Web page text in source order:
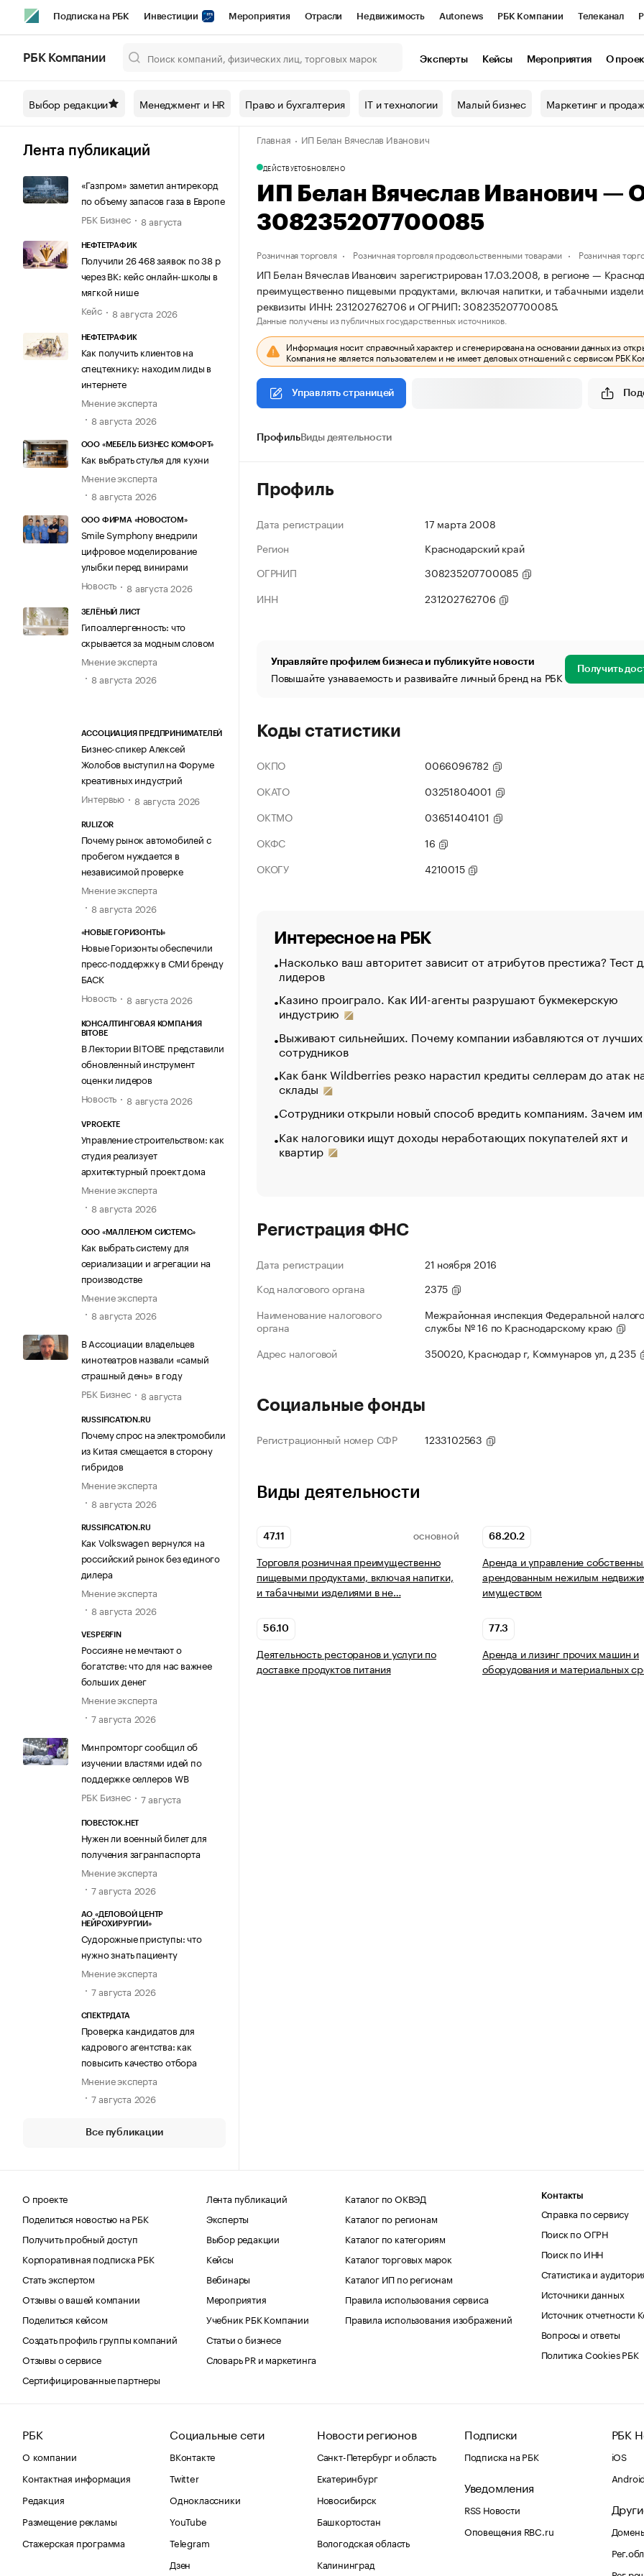
Подписка на РБК Инвестиции Мероприятия Отрасли Недвижимость Autonews РБК Компании Телеканал
Спецпроекты СПб Конференции СПб Спецпроекты Проверка контрагентов
Технологии и медиа Рынок наличной валюты
РБК Компании Эксперты Кейсы Мероприятия О
Выбор редакции Менеджмент и HR Право и бухгалтерия IT и технологии Малый бизнес Маркетинг и
Лента публикаций
«Газпром» заметил антирекорд
по объему запасов газа в Европе
РБК Бизнес
8 августа
НЕФТЕТРАФИК
Получили 26 468 заявок по 38 р
через ВК: кейс онлайн-школы в
мягкой нише
Кейс
8 августа 2026
НЕФТЕТРАФИК
Как получить клиентов на
спецтехнику: находим лиды в
интернете
Мнение эксперта
8 августа 2026
ООО «МЕБЕЛЬ БИЗНЕС КОМФОРТ»
Как выбрать стулья для кухни
Мнение эксперта
8 августа 2026
ООО ФИРМА «НОВОСТОМ»
Smile Symphony внедрили
цифровое моделирование
улыбки перед винирами
Новость
8 августа 2026
ЗЕЛЁНЫЙ ЛИСТ
Гипоаллергенность: что
скрывается за модным словом
Мнение эксперта
8 августа 2026
АССОЦИАЦИЯ ПРЕДПРИНИМАТЕЛЕЙ
Бизнес-спикер Алексей
Жолобов выступил на Форуме
креативных индустрий
Интервью
8 августа 2026
RULIZOR
Почему рынок автомобилей с
пробегом нуждается в
независимой проверке
Мнение эксперта
8 августа 2026
«НОВЫЕ ГОРИЗОНТЫ»
Новые Горизонты обеспечили
пресс-поддержку в СМИ бренду
БАСК
Новость
8 августа 2026
КОНСАЛТИНГОВАЯ КОМПАНИЯ
BITOBE
В Лектории BITOBE представили
обновленный инструмент
оценки лидеров
Новость
8 августа 2026
VPROEKTE
Управление строительством: как
студия реализует
архитектурный проект дома
Мнение эксперта
8 августа 2026
ООО «МАЛЛЕНОМ СИСТЕМС»
Как выбрать систему для
сериализации и агрегации на
производстве
Мнение эксперта
8 августа 2026
В Ассоциации владельцев
кинотеатров назвали «самый
страшный день» в году
РБК Бизнес
8 августа
RUSSIFICATION.RU
Почему спрос на электромобили
из Китая смещается в сторону
гибридов
Мнение эксперта
8 августа 2026
RUSSIFICATION.RU
Как Volkswagen вернулся на
российский рынок без единого
дилера
Мнение эксперта
8 августа 2026
VESPERFIN
Россияне не мечтают о
богатстве: что для нас важнее
больших денег
Мнение эксперта
7 августа 2026
Минпромторг сообщил об
изучении властями идей по
поддержке селлеров WB
РБК Бизнес
7 августа
ПОВЕСТОК.НЕТ
Нужен ли военный билет для
получения загранпаспорта
Мнение эксперта
7 августа 2026
АО «ДЕЛОВОЙ ЦЕНТР
НЕЙРОХИРУРГИИ»
Судорожные приступы: что
нужно знать пациенту
Мнение эксперта
7 августа 2026
СПЕКТРДАТА
Проверка кандидатов для
кадрового агентства: как
повысить качество отбора
Мнение эксперта
7 августа 2026
Все публикации
Главная ИП Белан Вячеслав Иванович
ДЕЙСТВУЕТОБНОВЛЕНО
ИП Белан Вячеслав Иванович —
308235207700085
Розничная торговля Розничная торговля продовольственными товарами Розничная
ИП Белан Вячеслав Иванович зарегистрирован 17.03.2008, в регионе —
преимущественно пищевыми продуктами, включая напитки, и табачными
реквизиты ИНН: 231202762706 и ОГРНИП: 308235207700085.
Данные получены из публичных государственных источников.
Информация носит справочный характер и сгенерирована на основании данных из
Компания не является пользователем и не имеет деловых отношений с сервисом РБК
Управлять страницей
ПрофильВиды деятельности
Профиль
Дата регистрации
17 марта 2008
Регион
Краснодарский край
ОГРНИП
308235207700085
ИНН
231202762706
Управляйте профилем бизнеса и публикуйте новости
Повышайте узнаваемость и развивайте личный бренд на РБК Получить
Коды статистики
ОКПО
0066096782
ОКАТО
03251804001
ОКТМО
03651404101
ОКФС
16
ОКОГУ
4210015
Интересное на РБК
Насколько ваш авторитет зависит от атрибутов престижа? Тест
лидеров
Казино проиграло. Как ИИ-агенты разрушают букмекерскую
индустрию
Выживают сильнейших. Почему компании избавляются от лучших
сотрудников
Как банк Wildberries резко нарастил кредиты селлерам до атак
склады
Сотрудники открыли новый способ вредить компаниям. Зачем
Как налоговики ищут доходы неработающих покупателей яхт и
квартир
Регистрация ФНС
Дата регистрации
21 ноября 2016
Код налогового органа
2375
Наименование налогового
органа
Межрайонная инспекция Федеральной
службы № 16 по Краснодарскому краю
Адрес налоговой
350020, Краснодар г, Коммунаров ул, д 235
Социальные фонды
Регистрационный номер СФР 1233102563
Виды деятельности
47.11 ОСНОВНОЙ
Торговля розничная преимущественно
пищевыми продуктами, включая напитки,
и табачными изделиями в не…
68.20.2
Аренда и управление
арендованным нежилым
имуществом
56.10
Деятельность ресторанов и услуги по
доставке продуктов питания
77.3
Аренда и лизинг прочих машин и
оборудования и материальных
О проекте
Поделиться новостью на РБК
Получить пробный доступ
Корпоративная подписка РБК
Стать экспертом
Отзывы о вашей компании
Поделиться кейсом
Создать профиль группы компаний
Отзывы о сервисе
Сертифицированные партнеры
Лента публикаций
Эксперты
Выбор редакции
Кейсы
Вебинары
Мероприятия
Учебник РБК Компании
Статьи о бизнесе
Словарь PR и маркетинга
Каталог по ОКВЭД
Каталог по регионам
Каталог по категориям
Каталог торговых марок
Каталог ИП по регионам
Правила использования сервиса
Правила использования изображений
Контакты
Справка по сервису
Поиск по ОГРН
Поиск по ИНН
Статистика и
Источники данных
Источник отчетности
Вопросы и ответы
Политика Cookies РБК
РБК
О компании
Контактная информация
Редакция
Размещение рекламы
Стажерская программа
Социальные сети
ВКонтакте
Twitter
Одноклассники
YouTube
Telegram
Дзен
Новости регионов
Санкт-Петербург и область
Екатеринбург
Новосибирск
Башкортостан
Вологодская область
Калининград
Подписки
Подписка на РБК
Уведомления
RSS Новости
Оповещения RBC.ru
РБК
iOS